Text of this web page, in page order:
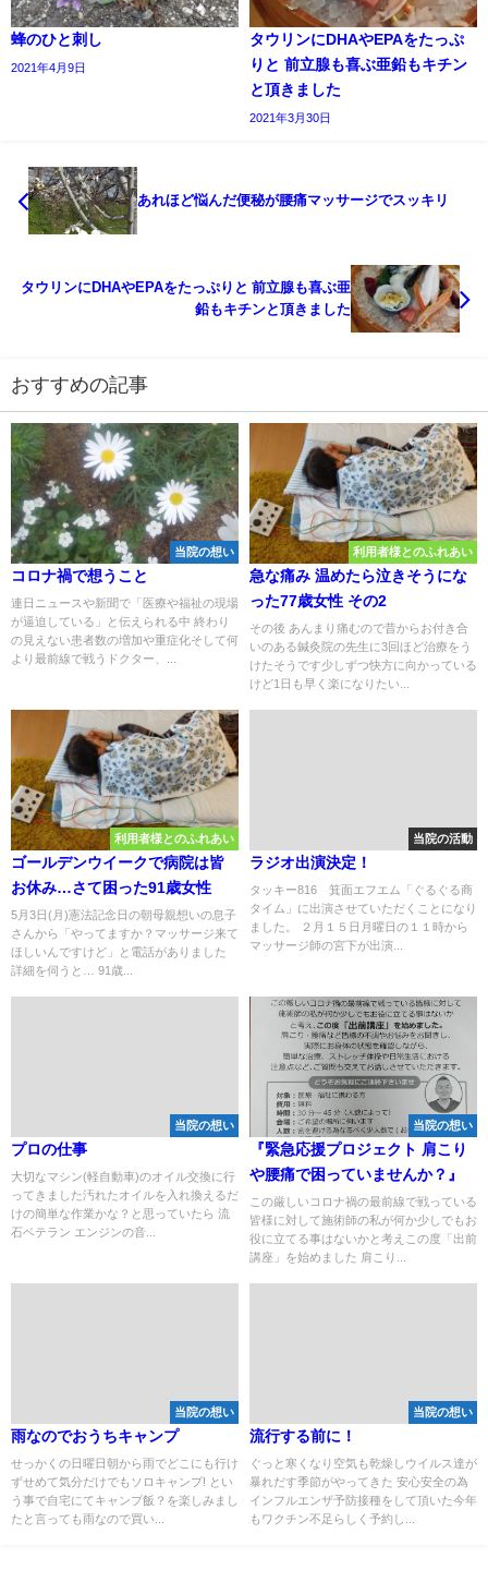
蜂のひと刺し
2021年4月9日
タウリンにDHAやEPAをたっぷ
りと 前立腺も喜ぶ亜鉛もキチン
と頂きました
2021年3月30日
あれほど悩んだ便秘が腰痛マッサージでスッキリ
タウリンにDHAやEPAをたっぷりと 前立腺も喜ぶ亜
鉛もキチンと頂きました
おすすめの記事
当院の想い
コロナ禍で想うこと
連日ニュースや新聞で「医療や福祉の現場
が逼迫している」と伝えられる中 終わり
の見えない患者数の増加や重症化そして何
より最前線で戦うドクター、...
利用者様とのふれあい
急な痛み 温めたら泣きそうにな
った77歳女性 その2
その後 あんまり痛むので昔からお付き合
いのある鍼灸院の先生に3回ほど治療をう
けたそうです少しずつ快方に向かっている
けど1日も早く楽になりたい...
利用者様とのふれあい
ゴールデンウイークで病院は皆
お休み…さて困った91歳女性
5月3日(月)憲法記念日の朝母親想いの息子
さんから「やってますか？マッサージ来て
ほしいんですけど」と電話がありました
詳細を伺うと… 91歳...
当院の活動
ラジオ出演決定！
タッキー816 箕面エフエム「ぐるぐる商
タイム」に出演させていただくことになり
ました。 ２月１５日月曜日の１１時から
マッサージ師の宮下が出演...
当院の想い
プロの仕事
大切なマシン(軽自動車)のオイル交換に行
ってきました汚れたオイルを入れ換えるだ
けの簡単な作業かな？と思っていたら 流
石ベテラン エンジンの音...
当院の想い
『緊急応援プロジェクト 肩こり
や腰痛で困っていませんか？』
この厳しいコロナ禍の最前線で戦っている
皆様に対して施術師の私が何か少しでもお
役に立てる事はないかと考えこの度「出前
講座」を始めました 肩こり...
当院の想い
雨なのでおうちキャンプ
せっかくの日曜日朝から雨でどこにも行け
ずせめて気分だけでもソロキャンプ! とい
う事で自宅にてキャンプ飯？を楽しみまし
たと言っても雨なので買い...
当院の想い
流行する前に！
ぐっと寒くなり空気も乾燥しウイルス達が
暴れだす季節がやってきた 安心安全の為
インフルエンザ予防接種をして頂いた今年
もワクチン不足らしく予約し...